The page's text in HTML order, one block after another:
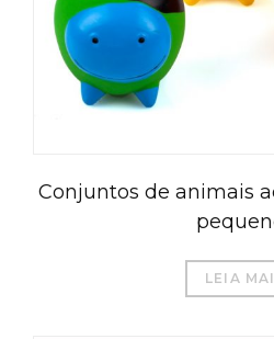
Conjuntos de animais
LEIA